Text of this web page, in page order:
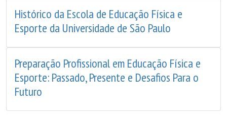
Histórico da Escola de Educação Física e
Esporte da Universidade de São Paulo
Preparação Profissional em Educação Física e
Esporte: Passado, Presente e Desafios Para o
Futuro